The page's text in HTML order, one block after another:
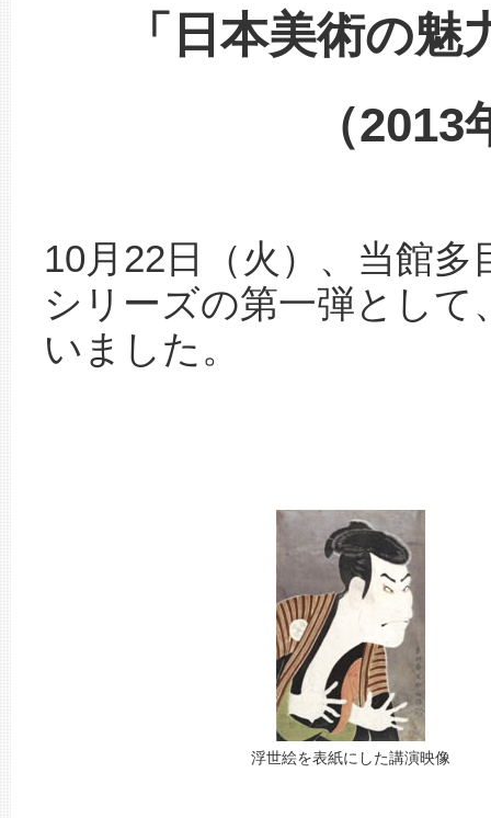
「日本美術の
（
10月22日（火）、当館
シリーズの第一弾として
いました。
浮世絵を表紙にした講演映像